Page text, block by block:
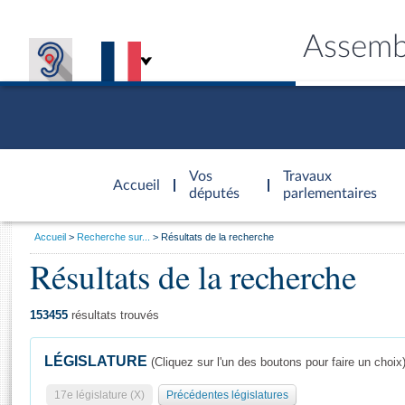
Accueil
d'accueil
Vos
députés
Travaux
parlementaires
Général
Vous
Accueil Recherche sur... Résultats de la recherche
Résultats de la recherche
153455 résultats trouvés
LÉGISLATURE (Cliquez sur l'un des boutons pour faire un choix)
17e législature (X) Précédentes législatures